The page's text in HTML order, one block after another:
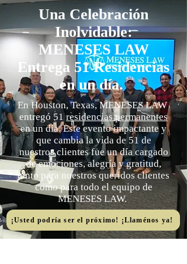
Una Celebración
Inolvidable:
MENESES LAW
Entrega 51 Residencias
en un día.
En Houston, Texas, MENESES LAW
entregó 51residencias permanentes
en un día. Este evento impactante y
que cambia la vida de 51 de
nuestros clientes fue un día cargado
de emociones, alegría y gratitud,
tanto para nuestros queridos clientes
como para todo el equipo de
MENESES LAW.
¡Usted podría ser el próximo! ¡Llaménos ya!